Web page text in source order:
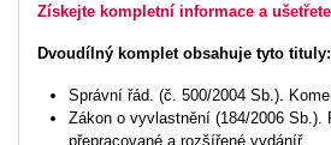
Získejte kompletní informace a
Dvoudílný komplet obsahuje tyto tituly:
Správní řád. (č. 500/2004 Sb.).
Zákon o vyvlastnění (184/2006 Sb.).
přepracované a rozšířené vydáníř